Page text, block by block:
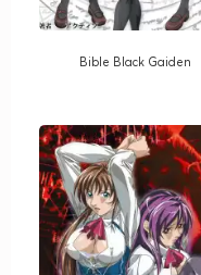
Bible Black Gaiden